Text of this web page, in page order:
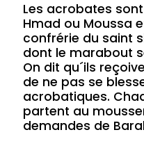
Les acrobates
Hmad ou Moussa
confrérie du saint
dont le marabout
On dit qu´ils
de ne pas se
acrobatiques.
partent au
demandes de